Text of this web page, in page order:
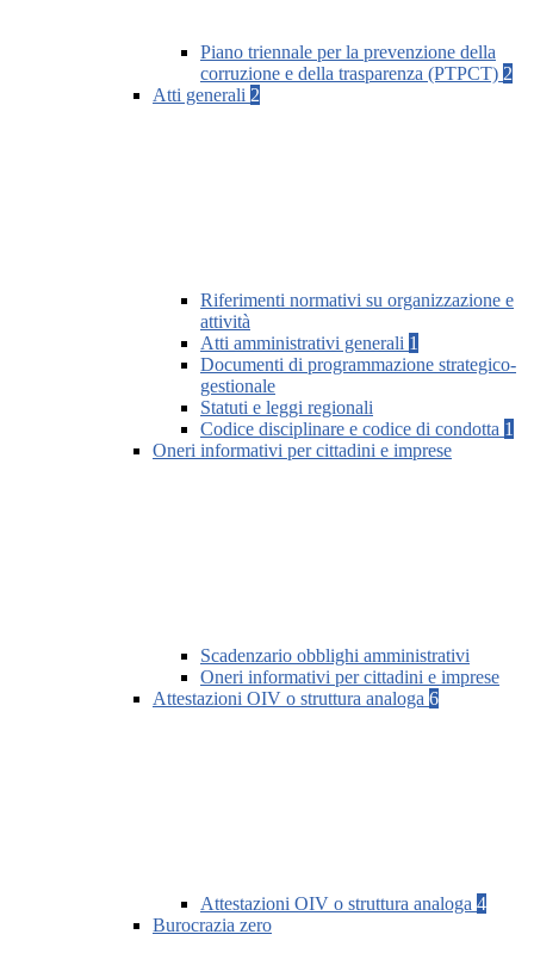
Piano triennale per la prevenzione della
corruzione e della trasparenza (PTPCT) 2
Atti generali 2
Riferimenti normativi su organizzazione e
attività
Atti amministrativi generali 1
Documenti di programmazione strategico-
gestionale
Statuti e leggi regionali
Codice disciplinare e codice di condotta 1
Oneri informativi per cittadini e imprese
Scadenzario obblighi amministrativi
Oneri informativi per cittadini e imprese
Attestazioni OIV o struttura analoga 6
Attestazioni OIV o struttura analoga 4
Burocrazia zero